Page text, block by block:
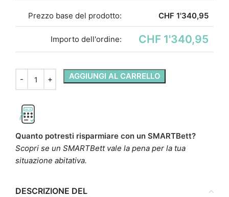
Prezzo base del prodotto: CHF 1'340,95
Importo dell'ordine: CHF 1'340,95
AGGIUNGI AL CARRELLO
Quanto potresti risparmiare con un SMARTBett?
Scopri se un SMARTBett vale la pena per la tua
situazione abitativa.
DESCRIZIONE DEL